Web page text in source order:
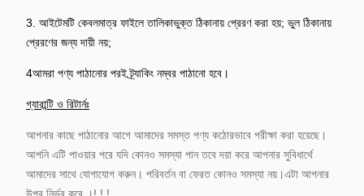
3. আইটেমটি কেবলমাত্র ফাইলে তালিকাভুক্ত ঠিকানায় প্রেরণ করা হয়; ভুল ঠিকানায়
প্রেরণের জন্য দায়ী নয়;
4আমরা পণ্য পাঠানোর পরই ট্র্যাকিং নম্বর পাঠানো হবে।
গ্যারান্টি ও রিটার্নঃ
আপনার কাছে পাঠানোর আগে আমাদের সমস্ত পণ্য কঠোরভাবে পরীক্ষা করা হয়েছে।
আপনি এটি পাওয়ার পরে যদি কোনও সমস্যা পান তবে দয়া করে আপনার সুবিধার্থে
আমাদের সাথে যোগাযোগ করুন। পরিবর্তন বা ফেরত কোনও সমস্যা নয়।এটা আপনার